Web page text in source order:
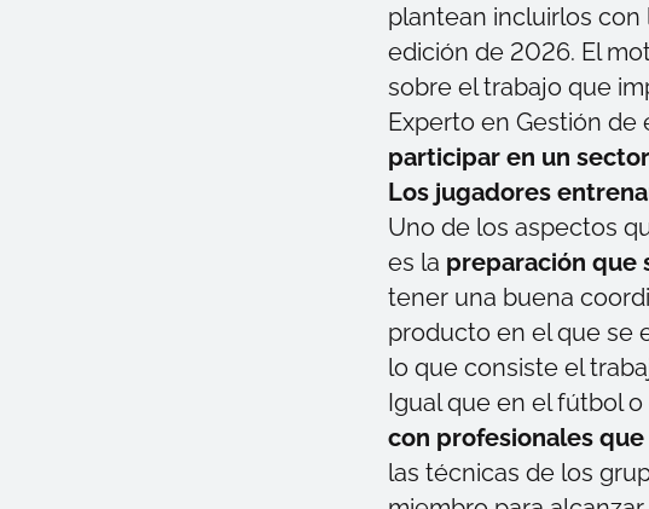
plantean incluirlos con
edición de 2026. El
sobre el trabajo que
Experto en Gestión de
participar en un
Los jugadores
Uno de los aspectos
es la preparación que
tener una buena
producto en el que se
lo que consiste el
Igual que en el fútbol
con profesionales
las técnicas de los